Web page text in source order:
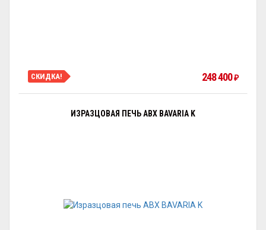
СКИДКА! 248 400₽
ИЗРАЗЦОВАЯ ПЕЧЬ ABX BAVARIA K